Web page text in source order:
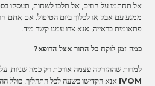
אל תחתמו על חוזים, אל תלכו לשחות, תעסקו
ממגע עם אבק או לכלוך ביום הטיפול. אם אתם
פתאומית בראייה, אנא צרו עמנו קשר מיד.
כמה זמן לוקח כל התור אצל הרופא?
למרות שההזרקה עצמה אורכת רק כמה שניות,
IVOM אנא הקדישו כשעה לכל התהליך, כולל